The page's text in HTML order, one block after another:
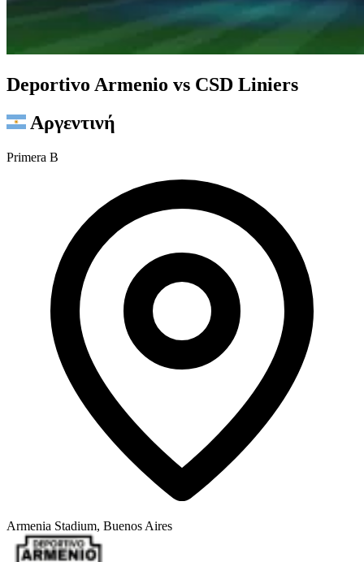
Deportivo Armenio vs CSD Liniers
Αργεντινή
Primera B
Armenia Stadium, Buenos Aires